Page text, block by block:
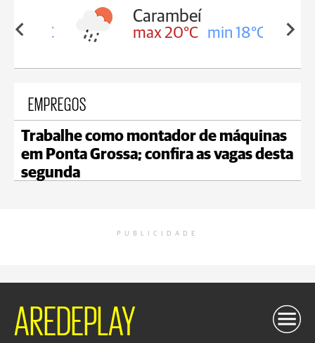
18°C
Carambeí
max 20°C min 18°C
EMPREGOS
Trabalhe como montador de máquinas
em Ponta Grossa; confira as vagas desta
segunda
PUBLICIDADE
AREDEPLAY